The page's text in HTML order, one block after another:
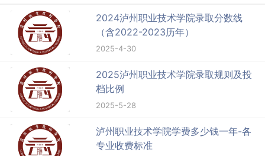
2024泸州职业技术学院录取分数线
（含2022-2023历年）
2025-4-30
2025泸州职业技术学院录取规则及投
档比例
2025-5-28
泸州职业技术学院学费多少钱一年-各
专业收费标准